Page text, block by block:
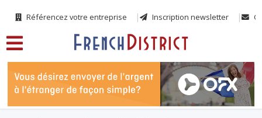
Référencez votre entreprise Inscription newsletter